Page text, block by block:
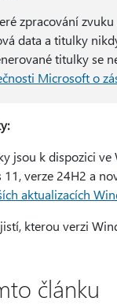
zpracování
data a titulky
titulky se
Microsoft o
jsou k dispozici ve
verze 24H2 a
aktualizacích
kterou verzi
článku